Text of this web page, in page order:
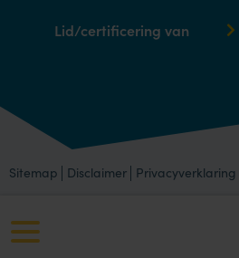
Lid/certificering van
Sitemap Disclaimer Privacyverklaring